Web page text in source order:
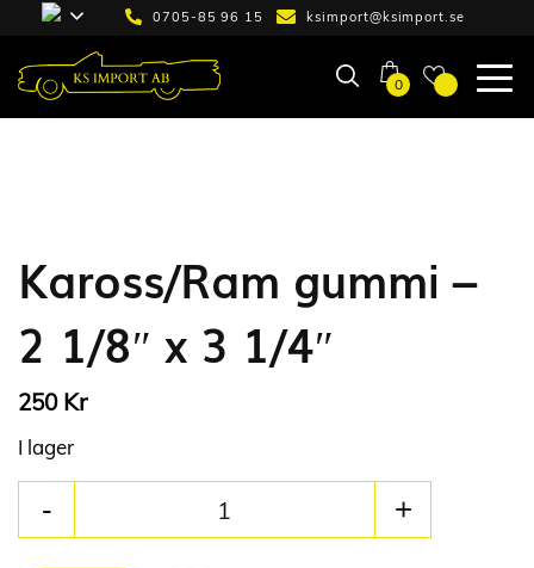
0705-85 96 15 ksimport@ksimport.se
0
Kaross/Ram gummi –
2 1/8″ x 3 1/4″
250 Kr
I lager